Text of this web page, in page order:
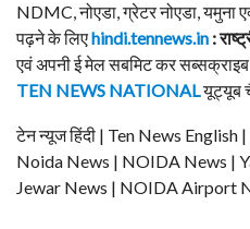
NDMC, नोएडा, ग्रेटर नोएडा, यमुना
पढ़ने के लिएhindi.tennews.in :
एवं अपनी ई मेल सबमिट कर
TEN NEWS NATIONALयूट्यूब
टेन न्यूज हिंदी | Ten News
Noida News | NOIDA News |
Jewar News | NOIDA Airport